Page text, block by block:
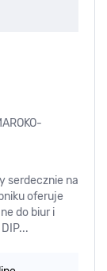
serdecznie na
oferuje
do biur i